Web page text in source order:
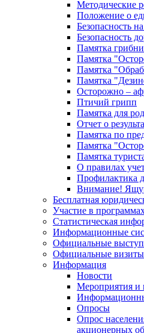
Методические
Положение о
Безопасность
Безопасность
Памятка
Памятка
Памятка
Памятка
Осторожно –
Птичий грипп
Памятка для
Отчет о
Памятка по
Памятка
Памятка
О правилах
Профилактика
Внимание!
Бесплатная
Участие в
Статистическая
Информационные
Официальные
Официальные визиты
Информация
Новости
Мероприятия и
Опросы
Опрос
акционерных